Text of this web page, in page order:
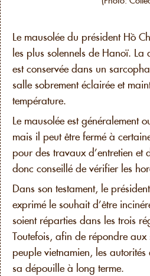
Le mausolée du président Hồ
les plus solennels de Hanoï.
est conservée dans un
salle sobrement éclairée et
température.
Le mausolée est généralement
mais il peut être fermé à
pour des travaux d’entretien et
donc conseillé de vérifier les
Dans son testament, le
exprimé le souhait d’être
soient réparties dans les trois
Toutefois, afin de répondre
peuple vietnamien, les
sa dépouille à long terme.